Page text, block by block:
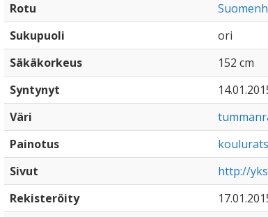
Rotu
Sukupuoli
ori
Säkäkorkeus
152 cm
Syntynyt
Väri
Painotus
Sivut
http://
Rekisteröity